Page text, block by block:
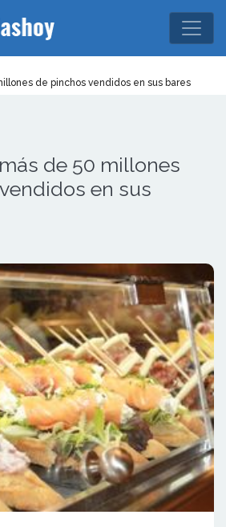
de pinchos vendidos en sus bares
de 50 millones
en sus